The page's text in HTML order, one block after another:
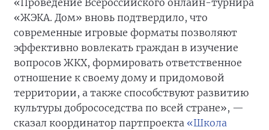
«Проведение Всероссийского онлайн-турнира
«ЖЭКА. Дом» вновь подтвердило, что
современные игровые форматы позволяют
эффективно вовлекать граждан в изучение
вопросов ЖКХ, формировать ответственное
отношение к своему дому и придомовой
территории, а также способствуют развитию
культуры добрососедства по всей стране», —
сказал координатор партпроекта «Школа